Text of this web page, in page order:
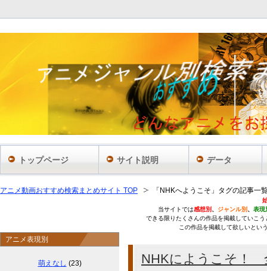
アニメ動画おすすめ検索まとめサイト TOP 「NHKへようこそ」タグの記事一
当サイトでは感想別 、 ジャンル別 、 表現
できる限りたくさんの作品を掲載していこ
この作品を掲載して欲しいとい
NHKにようこそ！
アニメ表現別
萌えなし (23)
トップページ サイト説明 データ